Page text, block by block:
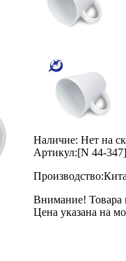
Наличие: Нет на
Артикул:[N 44-347]
Производство:
Внимание! Товара
Цена указана на